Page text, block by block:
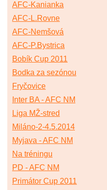
AFC-Kanianka
AFC-L.Rovne
AFC-Nemšová
AFC-P.Bystrica
Bobík Cup 2011
Bodka za sezónou
Fryčovice
Inter BA - AFC NM
Liga MŽ-stred
Miláno-2-4.5.2014
Myjava - AFC NM
Na tréningu
PD - AFC NM
Primátor Cup 2011